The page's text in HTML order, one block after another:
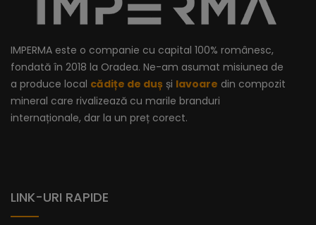
IMPERMA este o companie cu capital 100% românesc,
fondată în 2018 la Oradea. Ne-am asumat misiunea de
a produce local cădițe de duș și lavoare din compozit
mineral care rivalizează cu marile branduri
internaționale, dar la un preț corect.
LINK-URI RAPIDE